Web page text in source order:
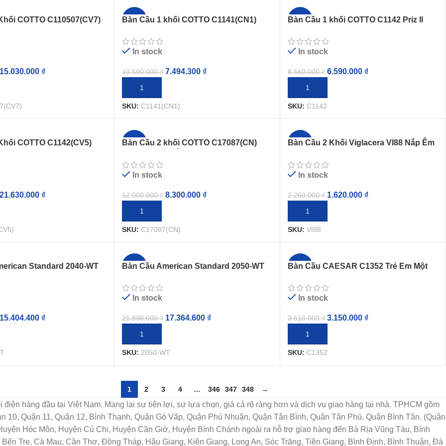
COTTO C110507(CV7)
15.030.000 ₫
HÀNG
-29%
Bàn Cầu 1 khối COTTO C1141(CN1)
In stock
10.590.000₫ 7.494.300 ₫
THÊM VÀO GIỎ HÀNG
SKU: C1141(CN1)
-23%
Bàn Cầu 1 khối COTTO C1142 Priz ll
In stock
8.560.000₫ 6.590.000 ₫
THÊM VÀO GIỎ HÀNG
SKU: C1142
COTTO C1142(CV5)
21.630.000 ₫
HÀNG
-31%
Bàn Cầu 2 khối COTTO C17087(CN)
In stock
12.000.000₫ 8.300.000 ₫
THÊM VÀO GIỎ HÀNG
SKU: C17087(CN)
-28%
Bàn Cầu 2 Khối Viglacera VI88 Nắp Êm
In stock
2.260.000₫ 1.620.000 ₫
THÊM VÀO GIỎ HÀNG
SKU: VI88
Standard 2040-WT
15.404.400 ₫
HÀNG
-21%
Bàn Cầu American Standard 2050-WT
In stock
21.898.000₫ 17.364.600 ₫
THÊM VÀO GIỎ HÀNG
SKU: 2050-WT
-10%
Bàn Cầu CAESAR C1352 Trẻ Em Một
In stock
3.510.000₫ 3.150.000 ₫
THÊM VÀO GIỎ HÀNG
SKU: C1352
1 2 3 4 … 346 347 348 →
hàng đầu tại Việt Nam. Mang lại sự tiện lợi, sự lựa chọn, giá cả rõ ràng hơn và dịch vụ giao hàng tại nhà. TPHCM gồm
10, Quận 11, Quận 12, Bình Thạnh, Quận Gò Vấp, Quận Phú Nhuận, Quận Tân Bình, Quận Tân Phú, Quận Bình Tân. (Quận
Hóc Môn, Huyện Củ Chi, Huyện Cần Giờ, Huyện Bình Chánh ngoài ra hỗ trợ giao hàng đến Bà Rịa Vũng Tàu, Bình
Tre, Cà Mau, Cần Thơ, Đồng Tháp, Hậu Giang, Kiên Giang, Long An, Sóc Trăng, Tiền Giang, Bình Định, Bình Thuận, Đà